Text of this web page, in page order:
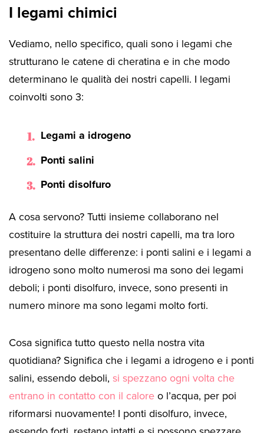
I legami chimici
Vediamo, nello specifico, quali sono i legami che
strutturano le catene di cheratina e in che modo
determinano le qualità dei nostri capelli. I legami
coinvolti sono 3:
Legami a idrogeno
Ponti salini
Ponti disolfuro
A cosa servono? Tutti insieme collaborano nel
costituire la struttura dei nostri capelli, ma tra loro
presentano delle differenze: i ponti salini e i legami a
idrogeno sono molto numerosi ma sono dei legami
deboli; i ponti disolfuro, invece, sono presenti in
numero minore ma sono legami molto forti.
Cosa significa tutto questo nella nostra vita
quotidiana? Significa che i legami a idrogeno e i ponti
salini, essendo deboli, si spezzano ogni volta che
entrano in contatto con il calore o l’acqua, per poi
riformarsi nuovamente! I ponti disolfuro, invece,